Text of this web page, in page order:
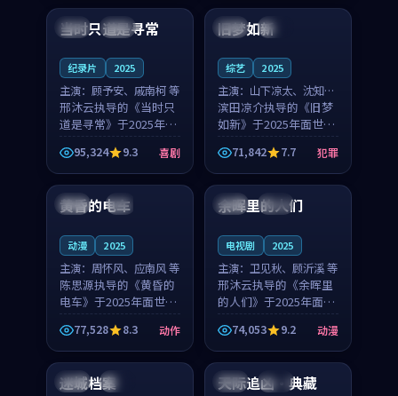
角色，山田纯一的叙事
颜以南担任重要角色，
山田纯一的叙事节奏
泰国 杜比
当时只道是寻常
纪录片 2025
主演： 顾予安、戚南柯 等
邢沐云执导的《当时只
道是寻常》于2025年面
世，泰国的城市气质与
母女情深的人物心境共
同构筑了影片基调。顾
予安、戚南柯用细腻的
表演撑起整部喜剧电
95,324 9.3 喜剧
中国 高分
旧梦如新
综艺 2025
主演： 山下凉太、沈知韵
等
滨田凉介执导的《旧梦
如新》于2025年面世，
中国台湾的城市气质与
异国相遇的人物心境共
同构筑了影片基调。山
下凉太、沈知韵用细腻
的表演撑起整部犯罪
71,842 7.7 犯罪
日本 4K
黄昏的电车
动漫 2025
主演： 周怀风、应南风 等
陈思源执导的《黄昏的
电车》于2025年面世，
日本的城市气质与渔村
故事的人物心境共同构
筑了影片基调。周怀
风、应南风用细腻的表
演撑起整部动作电影，
77,528 8.3 动作
泰国 完结
余晖里的人们
电视剧 2025
主演： 卫见秋、顾沂溪 等
邢沐云执导的《余晖里
的人们》于2025年面
世，泰国的城市气质与
小镇生活的人物心境共
同构筑了影片基调。卫
见秋、顾沂溪用细腻的
表演撑起整部动漫电
74,053 9.2 动漫
日本 院线
迷城档案 英国 院线
天际追凶·典藏